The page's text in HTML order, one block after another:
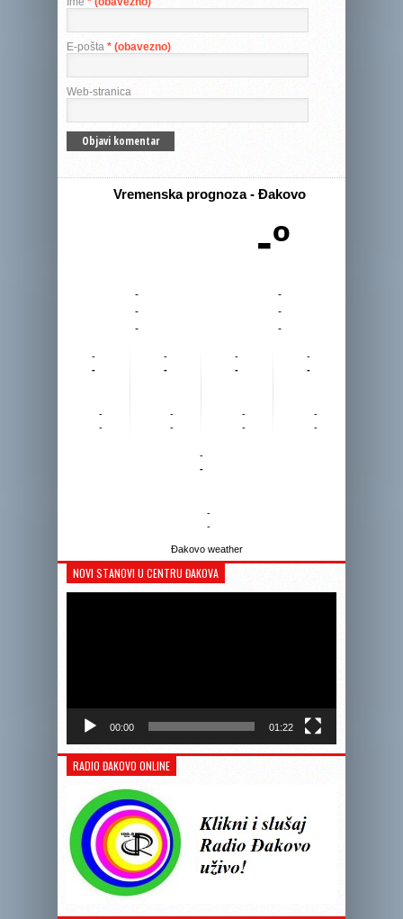
E-pošta * (obavezno)
Web-stranica
Vremenska prognoza - Đakovo
-º
-
-
-
-
-
-
-
-
-
-
-
-
-
-
-
-
-
-
-
-
-
-
-
-
-
-
Đakovo weather
NOVI STANOVI U CENTRU ĐAKOVA
00:00 01:22
RADIO ĐAKOVO ONLINE